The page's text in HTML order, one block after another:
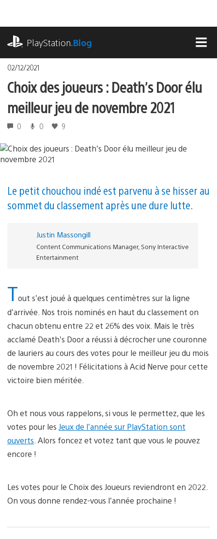
contenu
PlayStation.Blog
02/12/2021
Choix des joueurs : Death’s Door élu
meilleur jeu de novembre 2021
0 0 9
Le petit chouchou indé est parvenu à se hisser au
sommet du classement après une dure lutte.
Justin Massongill
Content Communications Manager, Sony Interactive
Entertainment
Tout s’est joué à quelques centimètres sur la ligne
d’arrivée. Nos trois nominés en haut du classement on
chacun obtenu entre 22 et 26% des voix. Mais le très
acclamé Death’s Door a réussi à décrocher une couronne
de lauriers au cours des votes pour le meilleur jeu du mois
de novembre 2021 ! Félicitations à Acid Nerve pour cette
victoire bien méritée.
Oh et nous vous rappelons, si vous le permettez, que les
votes pour les Jeux de l’année sur PlayStation sont
ouverts . Alors foncez et votez tant que vous le pouvez
encore !
Les votes pour le Choix des Joueurs reviendront en 2022.
On vous donne rendez-vous l’année prochaine !